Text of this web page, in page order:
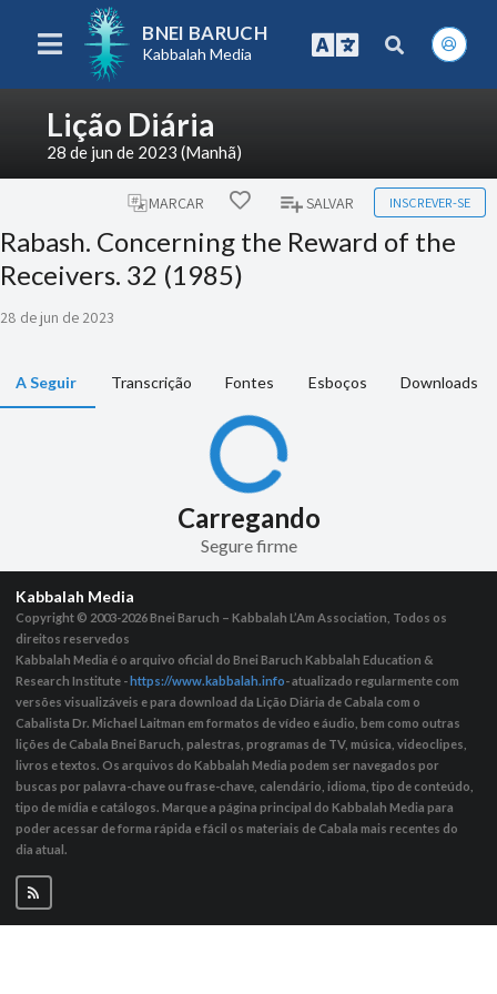
BNEI BARUCH
Kabbalah Media
Lição Diária
28 de jun de 2023 (Manhã)
MARCAR SALVAR INSCREVER-SE
Rabash. Concerning the Reward of the
Receivers. 32 (1985)
28 de jun de 2023
A Seguir Transcrição Fontes Esboços Downloads
Carregando
Segure firme
Kabbalah Media
Copyright © 2003-2026Bnei Baruch – Kabbalah L’Am Association, Todos os
direitos reservedos
Kabbalah Media é o arquivo oficial do Bnei Baruch Kabbalah Education &
Research Institute - https://www.kabbalah.info- atualizado regularmente com
versões visualizáveis ​​e para download da Lição Diária de Cabala com o
Cabalista Dr. Michael Laitman em formatos de vídeo e áudio, bem como outras
lições de Cabala Bnei Baruch, palestras, programas de TV, música, videoclipes,
livros e textos. Os arquivos do Kabbalah Media podem ser navegados por
buscas por palavra-chave ou frase-chave, calendário, idioma, tipo de conteúdo,
tipo de mídia e catálogos. Marque a página principal do Kabbalah Media para
poder acessar de forma rápida e fácil os materiais de Cabala mais recentes do
dia atual.